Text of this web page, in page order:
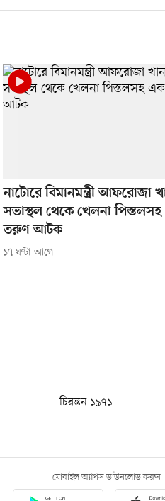
নাটোরে বিমানমন্ত্রী আফরোজা
সভাস্থল থেকে খেলনা
তরুণ আটক
১৭ ঘণ্টা আগে
চিরন্তন ১৯৭১
মোবাইল অ্যাপস ডাউনলোড করুন